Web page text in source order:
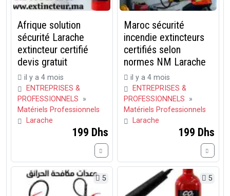
Afrique solution
sécurité Larache
extincteur certifié
devis gratuit
il y a 4 mois
ENTREPRISES &
PROFESSIONNELS »
Matériels Professionnels
Larache
199 Dhs
Maroc sécurité
incendie extincteurs
certifiés selon
normes NM Larache
il y a 4 mois
ENTREPRISES &
PROFESSIONNELS »
Matériels Professionnels
Larache
199 Dhs
5 5